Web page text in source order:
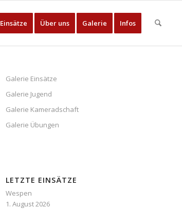
Einsätze Über uns Galerie Infos
Galerie Einsätze
Galerie Jugend
Galerie Kameradschaft
Galerie Übungen
LETZTE EINSÄTZE
Wespen
1. August 2026